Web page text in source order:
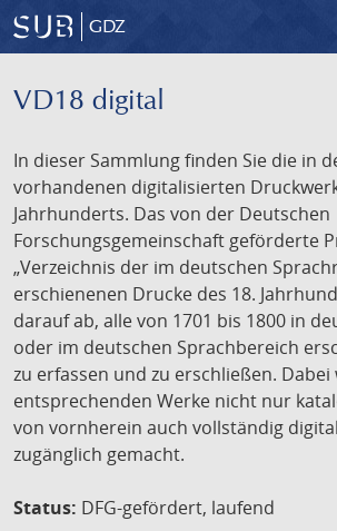
GDZ
VD18 digital
In dieser Sammlung finden Sie die in
vorhandenen digitalisierten
Jahrhunderts. Das von der Deutschen
Forschungsgemeinschaft geförderte
„Verzeichnis der im deutschen
erschienenen Drucke des 18.
darauf ab, alle von 1701 bis 1800 in
oder im deutschen Sprachbereich
zu erfassen und zu erschließen.
entsprechenden Werke nicht nur
von vornherein auch vollständig
zugänglich gemacht.
Status: DFG-gefördert, laufend